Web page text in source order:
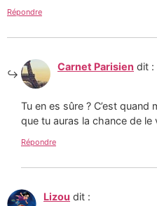
Répondre
Carnet Parisien dit :
Tu en es sûre ? C’est quand
que tu auras la chance de
Répondre
Lizou dit :